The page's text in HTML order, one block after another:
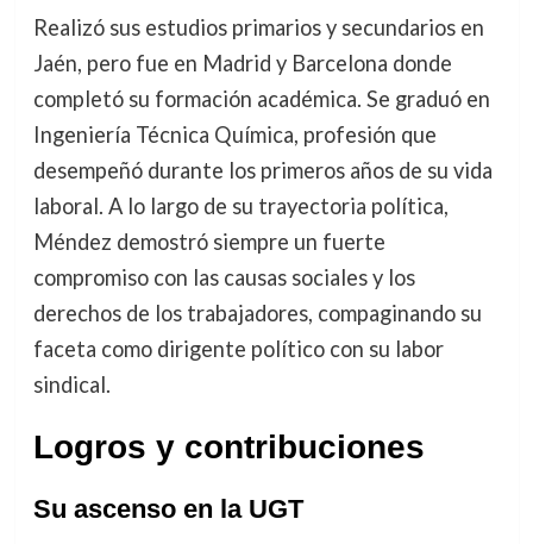
Realizó sus estudios primarios y secundarios en
Jaén, pero fue en Madrid y Barcelona donde
completó su formación académica. Se graduó en
Ingeniería Técnica Química, profesión que
desempeñó durante los primeros años de su vida
laboral. A lo largo de su trayectoria política,
Méndez demostró siempre un fuerte
compromiso con las causas sociales y los
derechos de los trabajadores, compaginando su
faceta como dirigente político con su labor
sindical.
Logros y contribuciones
Su ascenso en la UGT